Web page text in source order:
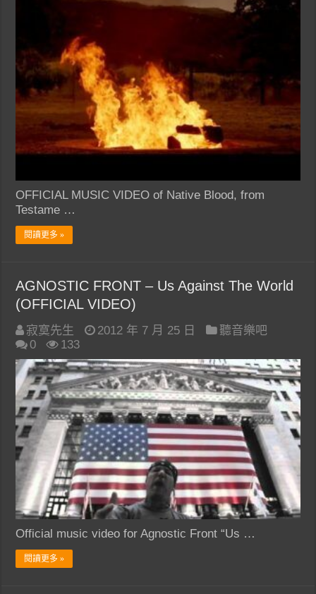
OFFICIAL MUSIC VIDEO of Native Blood, from
Testame …
閱讀更多 »
AGNOSTIC FRONT – Us Against The World
(OFFICIAL VIDEO)
寂寞先生 2012 年 7 月 25 日
聽音樂吧
0
133
Official music video for Agnostic Front “Us …
閱讀更多 »